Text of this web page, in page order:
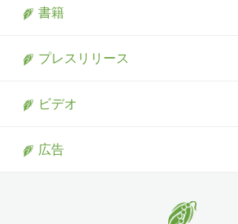
書籍
プレスリリース
ビデオ
広告